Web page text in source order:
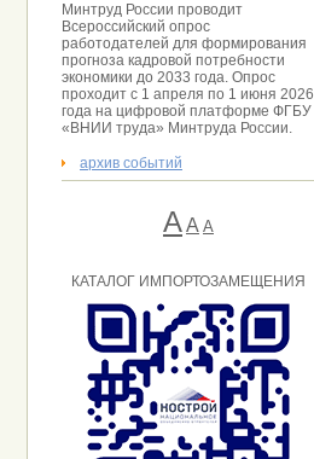
Минтруд России проводит
Всероссийский опрос
работодателей для формирования
прогноза кадровой потребности
экономики до 2033 года. Опрос
проходит с 1 апреля по 1 июня 2026
года на цифровой платформе ФГБУ
«ВНИИ труда» Минтруда России.
архив событий
АA А
КАТАЛОГ ИМПОРТОЗАМЕЩЕНИЯ